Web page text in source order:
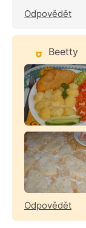
Odpovědět
Beetty
Odpovědět